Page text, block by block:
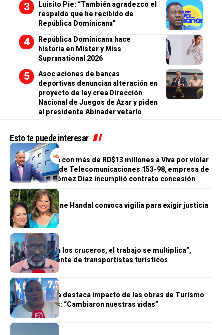
Luisito Pie: “También agradezco el
respaldo que he recibido de
República Dominicana”
República Dominicana hace
historia en Mister y Miss
Supranational 2026
Asociaciones de bancas
deportivas denuncian alteración en
proyecto de ley crea Dirección
Nacional de Juegos de Azar y piden
al presidente Abinader vetarlo
Esto te puede interesar
NACIONALES
INDOTEL multa con más de RD$13 millones a Viva por violar
la Ley General de Telecomunicaciones 153-98, empresa de
Juan Ramón Gómez Díaz incumplió contrato concesión
NACIONALES
Familia de Ivonne Handal convoca vigilia para exigir justicia
NACIONALES
“Cuando llegan los cruceros, el trabajo se multiplica”,
afirma presidente de transportistas turísticos
NACIONALES
Emprendedora destaca impacto de las obras de Turismo
en Guayacanes: “Cambiaron nuestras vidas”
NACIONALES